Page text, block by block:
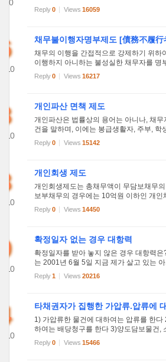
입니다. (2) 종류 : ① 일정한 조건하에서 채
여 하게 되는 공탁과 ② 채권자가 변제의
Reply0 Views 16059
채무불이행자명부제도 [債務不履行
채무의 이행을 간접적으로 강제하기 위하
이행하지 아니하는 불성실한 채무자를 명
공개하는 제도(민사집행법 70~73조)이다.
로 개정된 민사소송법에서 신설되어 2002
Reply0 Views 16217
개인파산 면책 제도
개인파산은 법률상의 용어는 아니나, 채
건을 말하며, 이에는 봉급생활자, 주부, 학
비활동의 일환으로 변제능력을 초과하여
과 자신의 모든 재산으로도 채무를 완제할
Reply0 Views 15142
개인회생 제도
개인회생제도는 총채무액이 무담보채무
보부채무의 경우에는 10억원 이하인 개인
적으로 또는 반복하여 수입을 얻을 가능성
적으로 5년간 수입 중 생계비를 공제한 금
Reply0 Views 14450
확정일자 없는 경우 대항력
확정일자를 받아 놓지 않은 경우 대항력은
는 2001년 6월 5일 지금 제가 살고 있는
금3,300만원에 전세계약을 체결하였습니
31일 입주하여 전입신고를 마쳤습니다. 그
Reply1 Views 20216
타채권자가 집행한 가압류.압류에
1) 가압류한 물건에 대하여는 압류를 한다
하여는 배당청구를 한다 3)양도담보물건,
물건이 가압류,압류되었을때는 제3자 이의
기압류는 채무자의 재산의 '산일'을 방지하
Reply0 Views 15466